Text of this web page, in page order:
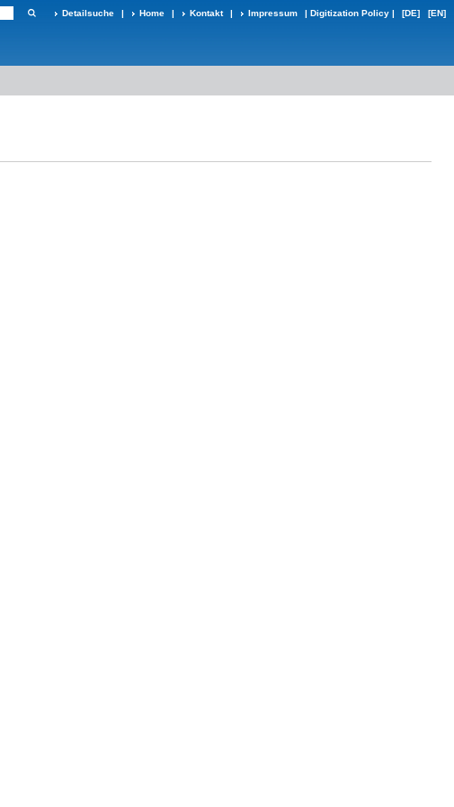
Detailsuche | Home | Kontakt | Impressum | Digitization Policy | [DE] [EN]